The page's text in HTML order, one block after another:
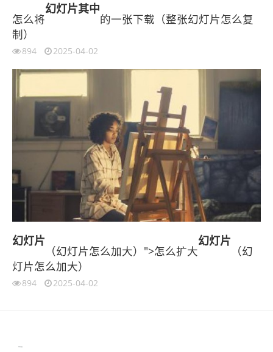
怎么将
幻灯片其中
的一张下载（整张幻灯片怎么复
制）
894 2025-04-02
幻灯片
（幻灯片怎么加大）">怎么扩大
幻灯片
（幻
灯片怎么加大）
894 2025-04-02